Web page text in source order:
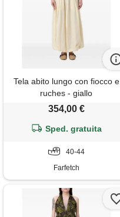
Tela abito lungo con fiocco e
ruches - giallo
354,00 €
Sped. gratuita
40-44
Farfetch